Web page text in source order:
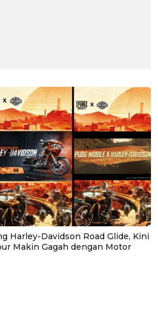
Harley-Davidson Road Glide, Kini
Makin Gagah dengan Motor